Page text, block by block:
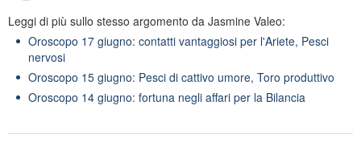
Leggi di più sullo stesso argomento da Jasmine Valeo:
Oroscopo 17 giugno: contatti vantaggiosi per l'Ariete, Pesci
nervosi
Oroscopo 15 giugno: Pesci di cattivo umore, Toro produttivo
Oroscopo 14 giugno: fortuna negli affari per la Bilancia